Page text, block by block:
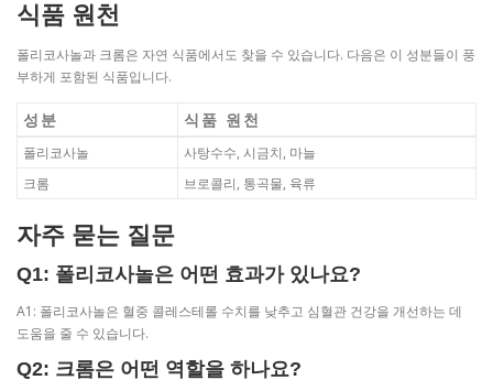
식품 원천
폴리코사놀과 크롬은 자연 식품에서도 찾을 수 있습니다. 다음은 이 성분들이 풍
부하게 포함된 식품입니다.
성분 식품 원천
폴리코사놀
사탕수수, 시금치, 마늘
크롬
브로콜리, 통곡물, 육류
자주 묻는 질문
Q1: 폴리코사놀은 어떤 효과가 있나요?
A1: 폴리코사놀은 혈중 콜레스테롤 수치를 낮추고 심혈관 건강을 개선하는 데
도움을 줄 수 있습니다.
Q2: 크롬은 어떤 역할을 하나요?